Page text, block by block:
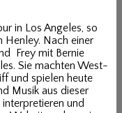
in Los Angeles, so
Henley. Nach einer
Frey mit Bernie
Sie machten West-
und spielen heute
Musik aus dieser
und